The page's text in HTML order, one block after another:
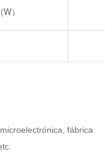
W）
fábrica